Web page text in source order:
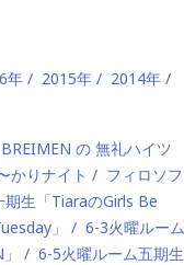
年 2015年
2014年
BREIMEN の 無礼ハイツ
かりナイト
フィロソフ
生「TiaraのGirls Be
」
6-3火曜ルーム
6-5火曜ルーム五期生